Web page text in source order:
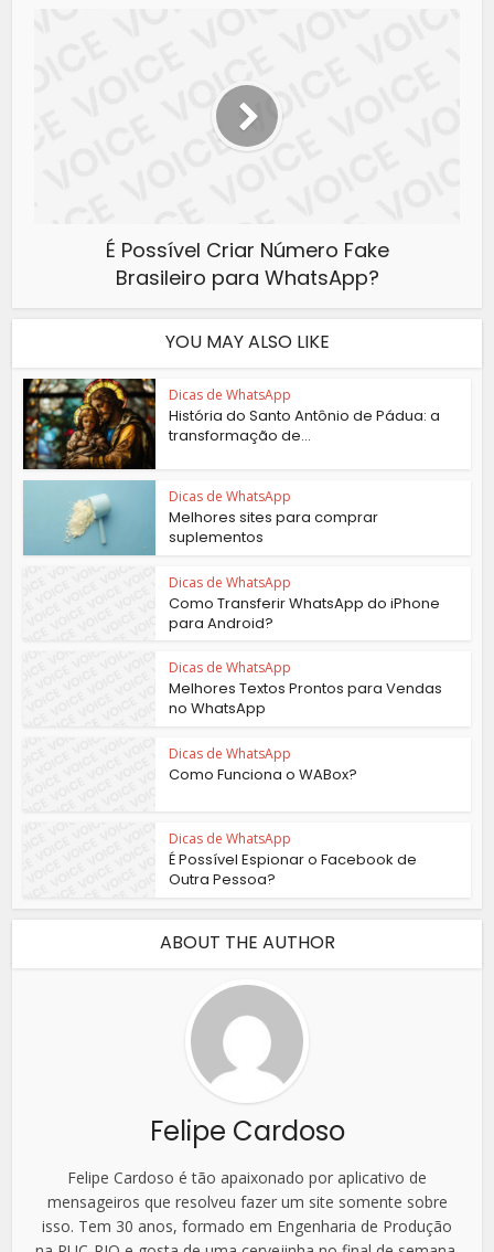
É Possível Criar Número Fake
Brasileiro para WhatsApp?
YOU MAY ALSO LIKE
Dicas de WhatsApp
História do Santo Antônio de Pádua: a
transformação de...
Dicas de WhatsApp
Melhores sites para comprar
suplementos
Dicas de WhatsApp
Como Transferir WhatsApp do iPhone
para Android?
Dicas de WhatsApp
Melhores Textos Prontos para Vendas
no WhatsApp
Dicas de WhatsApp
Como Funciona o WABox?
Dicas de WhatsApp
É Possível Espionar o Facebook de
Outra Pessoa?
ABOUT THE AUTHOR
Felipe Cardoso
Felipe Cardoso é tão apaixonado por aplicativo de
mensageiros que resolveu fazer um site somente sobre
isso. Tem 30 anos, formado em Engenharia de Produção